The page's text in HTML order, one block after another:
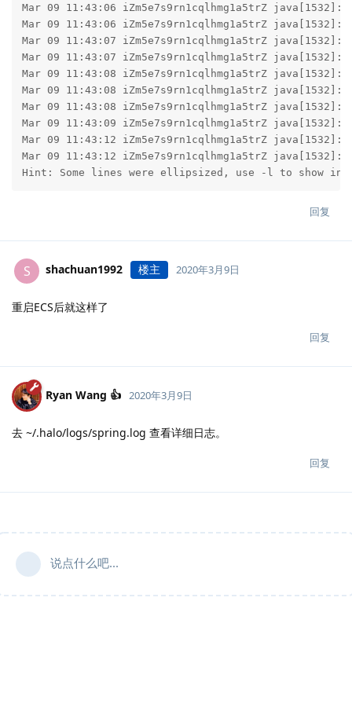
Mar 09 11:43:06 iZm5e7s9rn1cqlhmg1a5trZ
Mar 09 11:43:06 iZm5e7s9rn1cqlhmg1a5trZ
Mar 09 11:43:07 iZm5e7s9rn1cqlhmg1a5trZ
Mar 09 11:43:07 iZm5e7s9rn1cqlhmg1a5trZ
Mar 09 11:43:08 iZm5e7s9rn1cqlhmg1a5trZ
Mar 09 11:43:08 iZm5e7s9rn1cqlhmg1a5trZ
Mar 09 11:43:08 iZm5e7s9rn1cqlhmg1a5trZ
Mar 09 11:43:09 iZm5e7s9rn1cqlhmg1a5trZ
Mar 09 11:43:12 iZm5e7s9rn1cqlhmg1a5trZ
Mar 09 11:43:12 iZm5e7s9rn1cqlhmg1a5trZ
Hint: Some lines were ellipsized, use -l to show
回复
S shachuan1992 楼主 2020年3月9日
重启ECS后就这样了
回复
Ryan Wang 👍 2020年3月9日
去 ~/.halo/logs/spring.log 查看详细日志。
回复
说点什么吧...